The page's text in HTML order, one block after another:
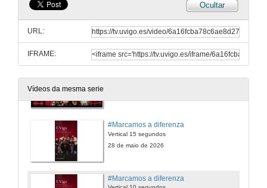
Ocultar
URL:
IFRAME:
Vídeos da mesma serie
Calidade HD - 30 segundos
28 de maio de 2026
#Marcamos a diferenza
Vertical 15 segundos
28 de maio de 2026
#Marcamos a diferenza